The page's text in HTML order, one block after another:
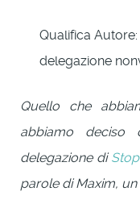
Qualifica Autore:
delegazione
Quello che
abbiamo
delegazione di
parole di Maxim,